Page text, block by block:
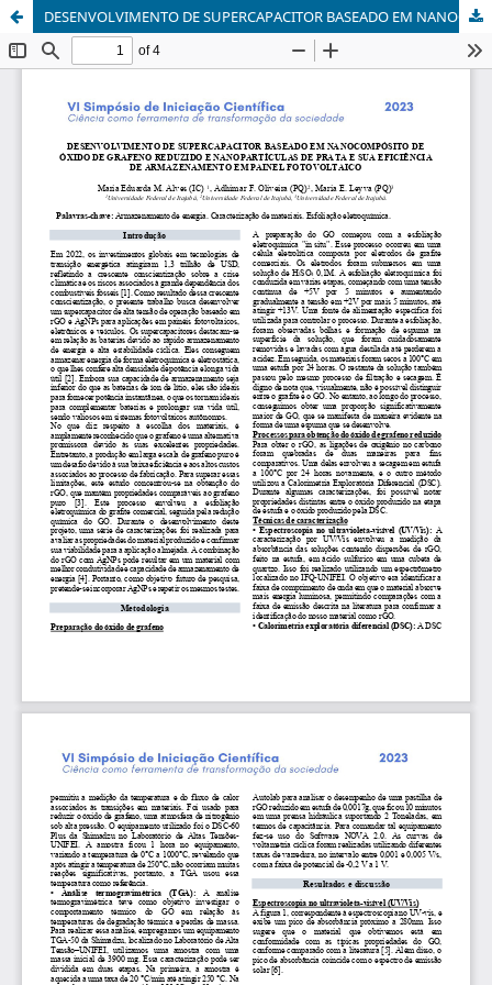
DESENVOLVIMENTO DE SUPERCAPACITOR BASEADO EM NANOCOMPÓSITO DE ÓXIDO DE GRAFENO REDUZIDO E NANOPARTÍCULAS DE PRATA E SUA EFICIÊNCIA DE ARMAZENAMENTO EM PAINEL FOTOVOLTAICO